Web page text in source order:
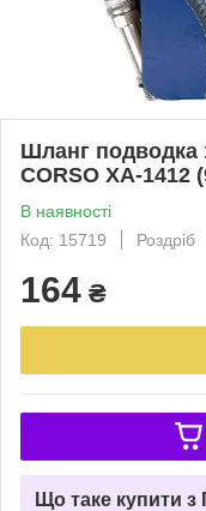
Шланг подводка
CORSO XA-1412
В наявності
Код: 15719
Роздріб
164 ₴
Що таке купити